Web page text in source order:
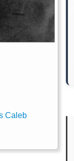
Caleb